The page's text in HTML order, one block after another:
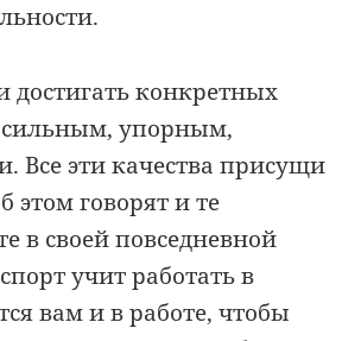
достигать конкретных
сильным, упорным,
Все эти качества присущи
говорят и те
в своей повседневной
учит работать в
вам и в работе, чтобы